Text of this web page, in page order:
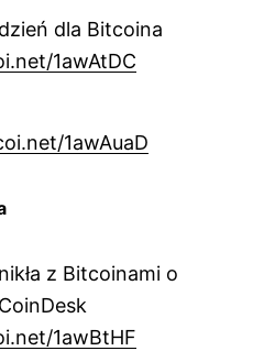
dla Bitcoina
1awAtDC
1awAuaD
z Bitcoinami o
1awBtHF